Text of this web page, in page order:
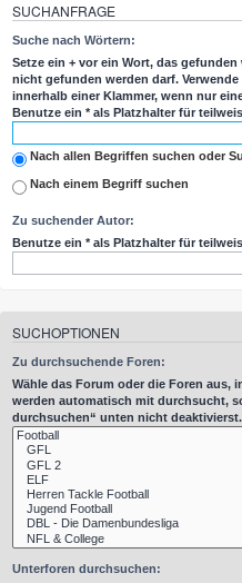
SUCHANFRAGE
Suche nach Wörtern:
Setze ein + vor ein Wort, das
nicht gefunden werden darf.
innerhalb einer Klammer, wenn nur
Benutze ein * als Platzhalter für
Nach allen Begriffen suchen oder
Nach einem Begriff suchen
Zu suchender Autor:
Benutze ein * als Platzhalter für
SUCHOPTIONEN
Zu durchsuchende Foren:
Wähle das Forum oder die Foren aus,
werden automatisch mit durchsucht,
durchsuchen“ unten nicht deaktivierst.
Unterforen durchsuchen: